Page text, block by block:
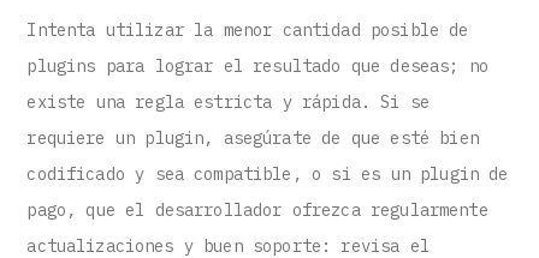
Intenta utilizar la menor cantidad posible de
plugins para lograr el resultado que deseas; no
existe una regla estricta y rápida. Si se
requiere un plugin, asegúrate de que esté bien
codificado y sea compatible, o si es un plugin de
pago, que el desarrollador ofrezca regularmente
actualizaciones y buen soporte: revisa el